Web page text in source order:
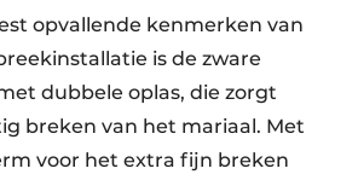
opvallende kenmerken van
is de zware
dubbele oplas, die zorgt
breken van het mariaal. Met
voor het extra fijn breken